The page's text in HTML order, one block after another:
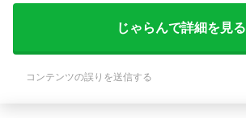
じゃらんで詳細を見る
コンテンツの誤りを送信する